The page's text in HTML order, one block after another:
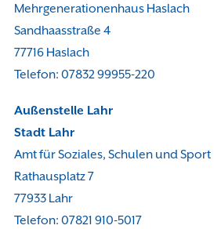
Mehrgenerationenhaus Haslach
Sandhaasstraße 4
77716 Haslach
Telefon: 07832 99955-220
Außenstelle Lahr
Stadt Lahr
Amt für Soziales, Schulen und Sport
Rathausplatz 7
77933 Lahr
Telefon: 07821 910-5017